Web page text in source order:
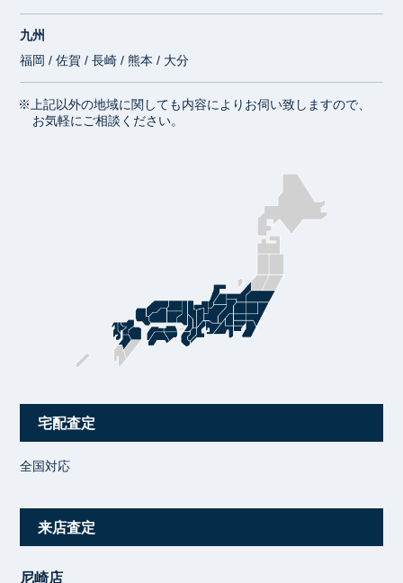
九州
福岡 / 佐賀 / 長崎 / 熊本 / 大分
※上記以外の地域に関しても内容によりお伺い致しますので、
お気軽にご相談ください。
宅配査定
全国対応
来店査定
尼崎店